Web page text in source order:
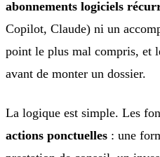
abonnements logiciels
Copilot, Claude) ni un
point le plus mal compris, et
avant de monter un dossier.
La logique est simple. Les
actions ponctuelles : une